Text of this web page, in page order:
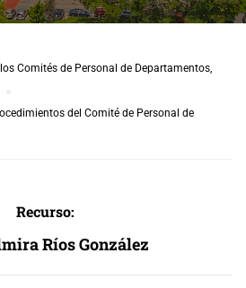
Comités de Personal de Departamentos,
del Comité de Personal de
Recurso:
Ríos González